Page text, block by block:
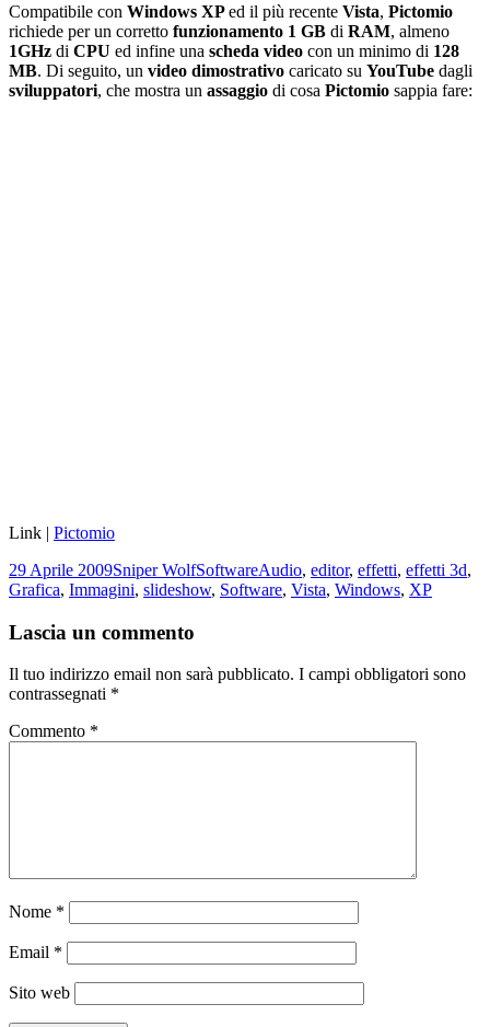
Compatibile con Windows XPed il più recente Vista, Pictomio
richiede per un corretto funzionamento 1 GB di RAM, almeno
1GHz di CPU ed infine una scheda video con un minimo di 128
MB. Di seguito, un video dimostrativo caricato su YouTube dagli
sviluppatori, che mostra un assaggio di cosa Pictomio sappia fare:
Link | Pictomio
Scritto
il
29 Aprile 2009Autore
Sniper WolfCategorie
SoftwareTag
Audio, editor, effetti, effetti 3d,
Grafica, Immagini, slideshow, Software, Vista, Windows, XP
Lascia un commento
Il tuo indirizzo email non sarà pubblicato. I campi obbligatori sono
contrassegnati *
Commento *
Nome *
Email *
Sito web